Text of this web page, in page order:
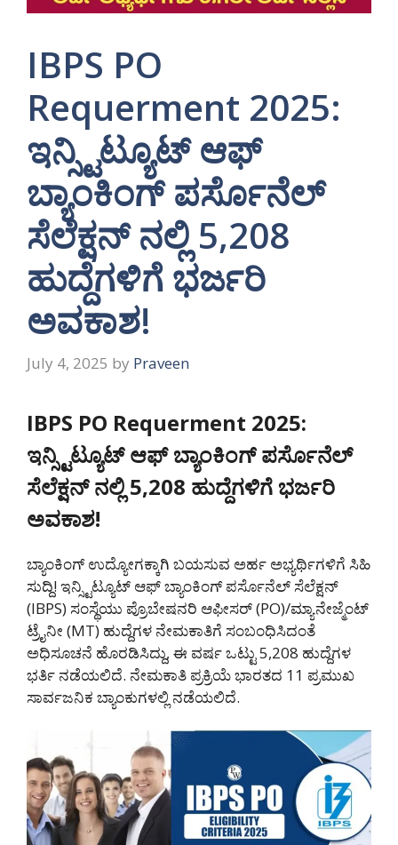
IBPS PO
Requerment 2025:
ಇನ್ಸ್ಟಿಟ್ಯೂಟ್ ಆಫ್
ಬ್ಯಾಂಕಿಂಗ್ ಪರ್ಸೊನೆಲ್
ಸೆಲೆಕ್ಷನ್ ನಲ್ಲಿ 5,208
ಹುದ್ದೆಗಳಿಗೆ ಭರ್ಜರಿ
ಅವಕಾಶ!
July 4, 2025 by Praveen
IBPS PO Requerment 2025:
ಇನ್ಸ್ಟಿಟ್ಯೂಟ್ ಆಫ್ ಬ್ಯಾಂಕಿಂಗ್ ಪರ್ಸೊನೆಲ್
ಸೆಲೆಕ್ಷನ್ ನಲ್ಲಿ 5,208 ಹುದ್ದೆಗಳಿಗೆ ಭರ್ಜರಿ
ಅವಕಾಶ!
ಬ್ಯಾಂಕಿಂಗ್ ಉದ್ಯೋಗಕ್ಕಾಗಿ ಬಯಸುವ ಅರ್ಹ ಅಭ್ಯರ್ಥಿಗಳಿಗೆ ಸಿಹಿ
ಸುದ್ದಿ! ಇನ್ಸ್ಟಿಟ್ಯೂಟ್ ಆಫ್ ಬ್ಯಾಂಕಿಂಗ್ ಪರ್ಸೊನೆಲ್ ಸೆಲೆಕ್ಷನ್
(IBPS) ಸಂಸ್ಥೆಯು ಪ್ರೊಬೇಷನರಿ ಆಫೀಸರ್ (PO)/ಮ್ಯಾನೇಜ್ಮೆಂಟ್
ಟ್ರೈನೀ (MT) ಹುದ್ದೆಗಳ ನೇಮಕಾತಿಗೆ ಸಂಬಂಧಿಸಿದಂತೆ
ಅಧಿಸೂಚನೆ ಹೊರಡಿಸಿದ್ದು, ಈ ವರ್ಷ ಒಟ್ಟು 5,208 ಹುದ್ದೆಗಳ
ಭರ್ತಿ ನಡೆಯಲಿದೆ. ನೇಮಕಾತಿ ಪ್ರಕ್ರಿಯೆ ಭಾರತದ 11 ಪ್ರಮುಖ
ಸಾರ್ವಜನಿಕ ಬ್ಯಾಂಕುಗಳಲ್ಲಿ ನಡೆಯಲಿದೆ.